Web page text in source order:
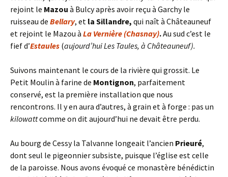
rejoint le Mazou à Bulcy après avoir reçu à Garchy le
ruisseau de Bellary, et la Sillandre, qui naît à Châteauneuf
et rejoint le Mazou à La Vernière (Chasnay).Au sud c’est le
fief d’Estaules (aujourd’hui Les Taules, à Châteauneuf).
Suivons maintenant le cours de la rivière qui grossit. Le
Petit Moulin à farine de Montignon, parfaitement
conservé, est la première installation que nous
rencontrons. Il y en aura d’autres, à grain et à forge : pas un
kilowattcomme on dit aujourd’hui ne devait être perdu.
Au bourg de Cessy la Talvanne longeait l’ancien Prieuré,
dont seul le pigeonnier subsiste, puisque l’église est celle
de la paroisse. Nous avons évoqué ce monastère bénédictin